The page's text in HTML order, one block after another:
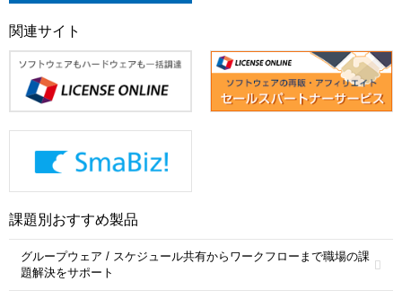
関連サイト
課題別おすすめ製品
グループウェア / スケジュール共有からワークフローまで職場の課
題解決をサポート